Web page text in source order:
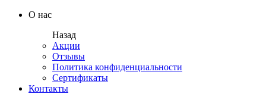
О нас
Назад
Акции
Отзывы
Политика конфиденциальности
Сертификаты
Контакты